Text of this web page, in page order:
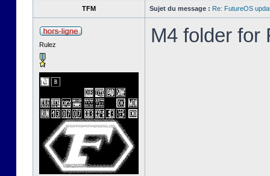
TFM Sujet du message : Re: FutureOS
Rulez M4 folder for